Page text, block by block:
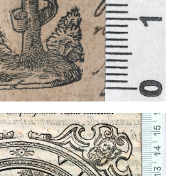
Lyon (Francia)